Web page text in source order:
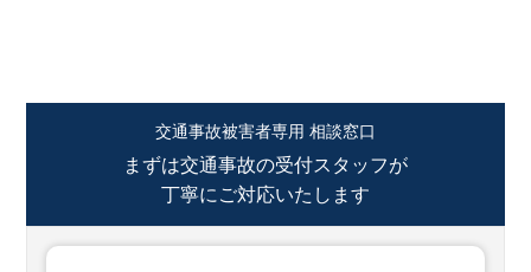
交通事故被害者専用 相談窓口
まずは交通事故の受付スタッフが
丁寧にご対応いたします